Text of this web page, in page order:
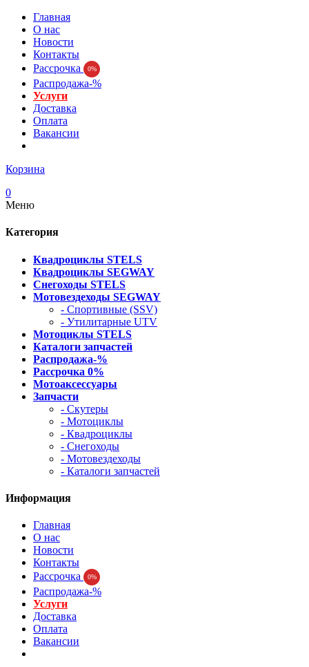
Главная
О нас
Новости
Контакты
Рассрочка
0%
Распродажа-%
Услуги
Доставка
Оплата
Вакансии
Корзина
0
Меню
Категория
Квадроциклы STELS
Квадроциклы SEGWAY
Снегоходы STELS
Мотовездеходы SEGWAY
- Спортивные (SSV)
- Утилитарные UTV
Мотоциклы STELS
Каталоги запчастей
Распродажа-%
Рассрочка 0%
Мотоаксессуары
Запчасти
- Скутеры
- Мотоциклы
- Квадроциклы
- Снегоходы
- Мотовездеходы
- Каталоги запчастей
Информация
Главная
О нас
Новости
Контакты
Рассрочка
0%
Распродажа-%
Услуги
Доставка
Оплата
Вакансии